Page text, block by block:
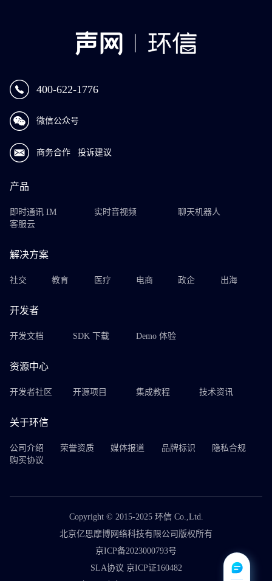
400-622-1776
微信公众号
商务合作 投诉建议
产品
即时通讯 IM 实时音视频
聊天机器人
客服云
解决方案
社交 教育 医疗 电商 政企 出海
开发者
开发文档 SDK 下载 Demo 体验
资源中心
开发者社区 开源项目 集成教程 技术资讯
关于环信
公司介绍 荣誉资质 媒体报道 品牌标识
隐私合规
购买协议
Copyright © 2015-2025 环信 Co.,Ltd.
北京亿思摩博网络科技有限公司版权所有
京ICP备2023000793号
SLA协议 京ICP证160482